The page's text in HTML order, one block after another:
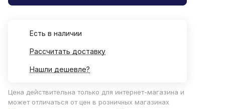
Есть в наличии
Рассчитать доставку
Нашли дешевле?
Цена действительна только для интернет-магазина и
может отличаться от цен в розничных магазинах